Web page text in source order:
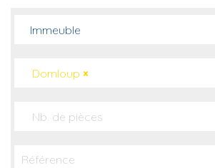
Immeuble
×
Domloup
Nb. de pièces